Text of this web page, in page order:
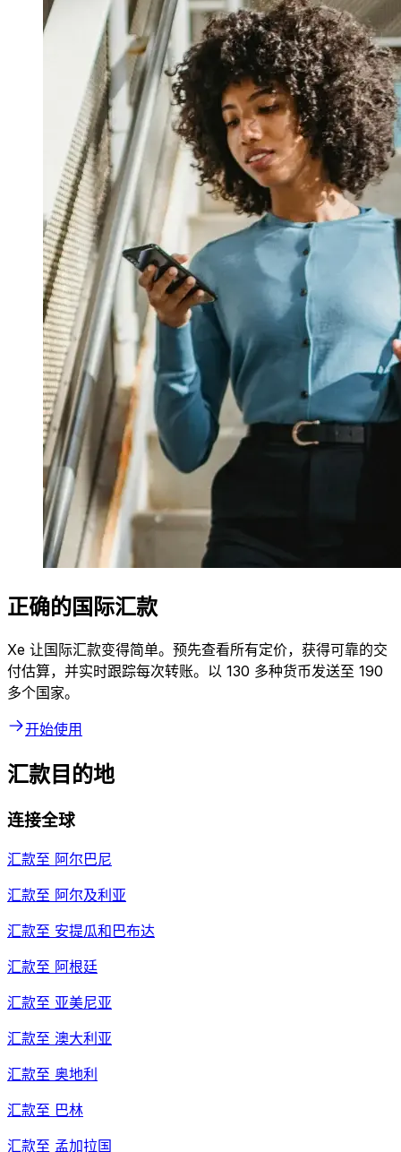
正确的国际汇款
Xe 让国际汇款变得简单。预先查看所有定价，获得可靠的交
付估算，并实时跟踪每次转账。以 130 多种货币发送至 190
多个国家。
开始使用
汇款目的地
连接全球
汇款至 阿尔巴尼
汇款至 阿尔及利亚
汇款至 安提瓜和巴布达
汇款至 阿根廷
汇款至 亚美尼亚
汇款至 澳大利亚
汇款至 奥地利
汇款至 巴林
汇款至 孟加拉国